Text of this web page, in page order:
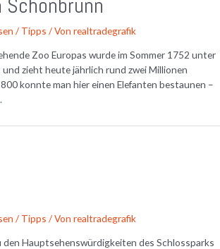
/ Tipps / Von realtradegrafik
Zoo Europas wurde im Sommer 1752 unter
und zieht heute jährlich rund zwei Millionen
konnte man hier einen Elefanten bestaunen –
/ Tipps / Von realtradegrafik
den Hauptsehenswürdigkeiten des Schlossparks